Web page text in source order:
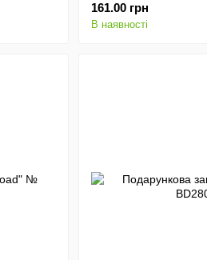
161.00 грн
В наявності